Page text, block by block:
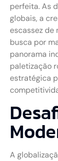
perfeita. As
globais, a
escassez de
busca por
panorama
paletização
estratégica
A